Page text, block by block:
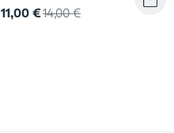
11,00 €14,00 €